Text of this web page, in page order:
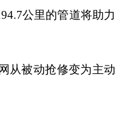
公里的管道将助力
从被动抢修变为主动